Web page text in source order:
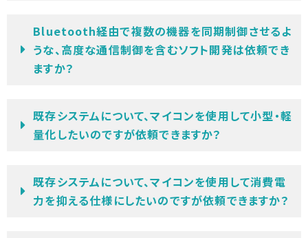
Bluetooth経由で複数の機器を同期制御させるよ
うな、高度な通信制御を含むソフト開発は依頼でき
ますか？
既存システムについて、マイコンを使用して小型・軽
量化したいのですが依頼できますか？
既存システムについて、マイコンを使用して消費電
力を抑える仕様にしたいのですが依頼できますか？